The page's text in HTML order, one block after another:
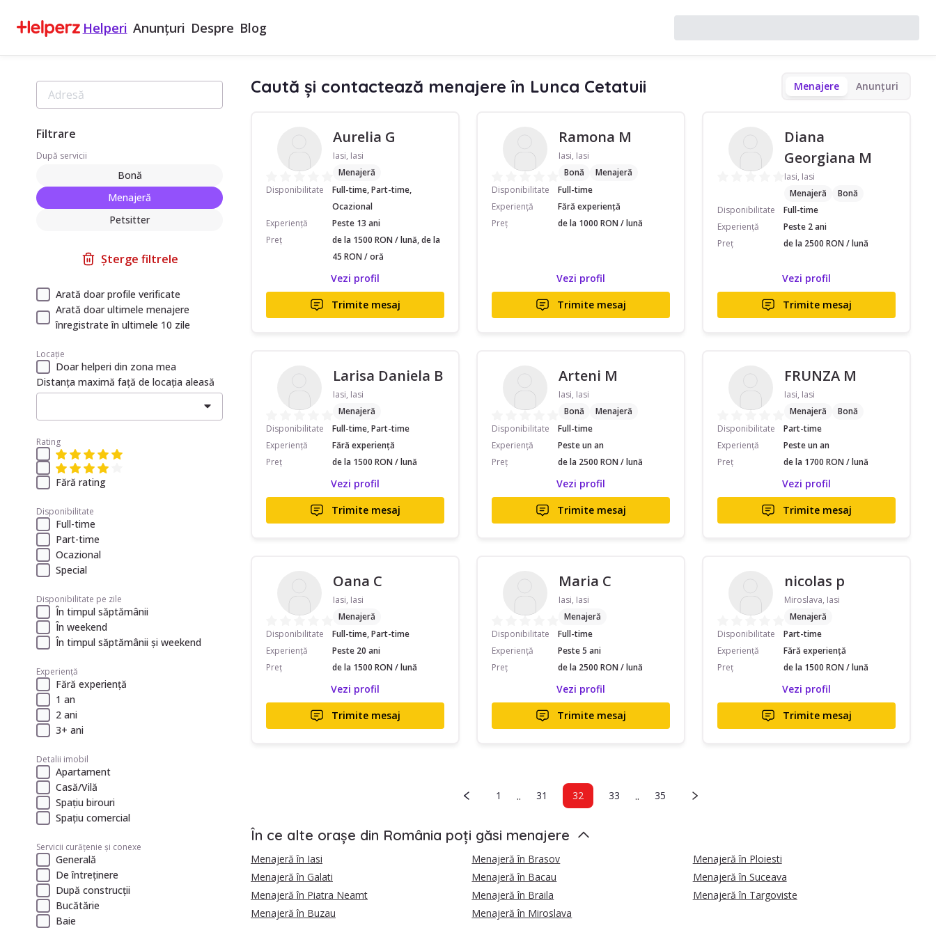
Helperi Anunțuri Despre Blog
Filtrare
După servicii
Bonă
Menajeră
Petsitter
Șterge filtrele
Arată doar profile verificate
Arată doar ultimele menajere
înregistrate în ultimele 10 zile
Locație
Doar helperi din zona mea
Distanța maximă față de locația aleasă
Rating
Fără rating
Disponibilitate
Full-time
Part-time
Ocazional
Special
Disponibilitate pe zile
În timpul săptămânii
În weekend
În timpul săptămânii și weekend
Experiență
Fără experiență
1 an
2 ani
3+ ani
Detalii imobil
Apartament
Casă/Vilă
Spațiu birouri
Spațiu comercial
Servicii curățenie și conexe
Generală
De întreținere
După construcții
Bucătărie
Baie
Caută și contactează menajere în Lunca Cetatuii Menajere Anunțuri
Aurelia G
Iasi, Iasi
Menajeră
Disponibilitate
Full-time, Part-time,
Ocazional
Experiență
Peste 13 ani
Preț
de la 1500 RON / lună, de la
45 RON / oră
Vezi profil
Trimite mesaj
Ramona M
Iasi, Iasi
Bonă
Menajeră
Disponibilitate
Full-time
Experiență
Fără experiență
Preț
de la 1000 RON / lună
Vezi profil
Trimite mesaj
Diana
Georgiana M
Iasi, Iasi
Menajeră
Bonă
Disponibilitate
Full-time
Experiență
Peste 2 ani
Preț
de la 2500 RON / lună
Vezi profil
Trimite mesaj
Larisa Daniela B
Iasi, Iasi
Menajeră
Disponibilitate
Full-time, Part-time
Experiență
Fără experiență
Preț
de la 1500 RON / lună
Vezi profil
Trimite mesaj
Arteni M
Iasi, Iasi
Bonă
Menajeră
Disponibilitate
Full-time
Experiență
Peste un an
Preț
de la 2500 RON / lună
Vezi profil
Trimite mesaj
FRUNZA M
Iasi, Iasi
Menajeră
Bonă
Disponibilitate
Part-time
Experiență
Peste un an
Preț
de la 1700 RON / lună
Vezi profil
Trimite mesaj
Oana C
Iasi, Iasi
Menajeră
Disponibilitate
Full-time, Part-time
Experiență
Peste 20 ani
Preț
de la 1500 RON / lună
Vezi profil
Trimite mesaj
Maria C
Iasi, Iasi
Menajeră
Disponibilitate
Full-time
Experiență
Peste 5 ani
Preț
de la 2500 RON / lună
Vezi profil
Trimite mesaj
nicolas p
Miroslava, Iasi
Menajeră
Disponibilitate
Part-time
Experiență
Fără experiență
Preț
de la 1500 RON / lună
Vezi profil
Trimite mesaj
1 .. 31 32 33 .. 35
În ce alte orașe din România poți găsi menajere
Menajeră în Iasi Menajeră în Brasov
Menajeră în Ploiesti
Menajeră în Galati
Menajeră în Bacau
Menajeră în Suceava
Menajeră în Piatra Neamt
Menajeră în Braila
Menajeră în Targoviste
Menajeră în Buzau
Menajeră în Miroslava